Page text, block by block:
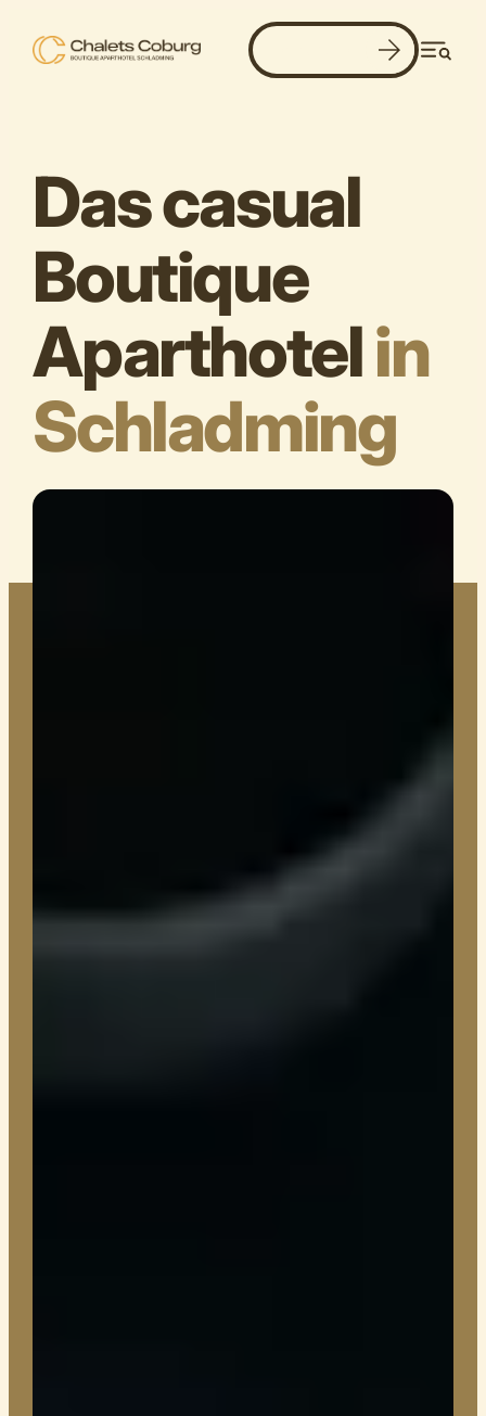
Das casual
Boutique
Aparthotelin
Schladming